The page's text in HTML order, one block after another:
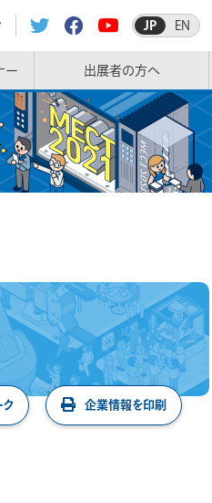
JP EN
ー 出展者の方へ
ク 企業情報を印刷